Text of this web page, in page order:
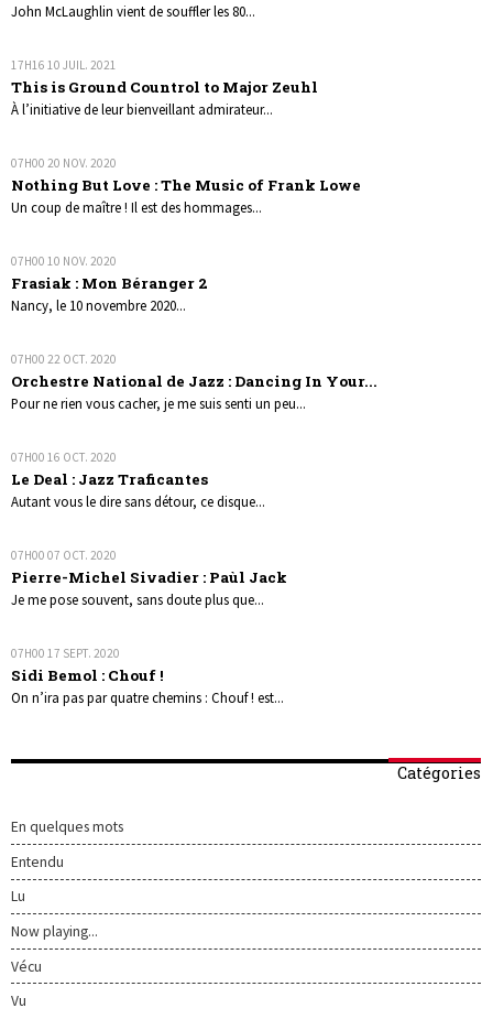
John McLaughlin vient de souffler les 80...
17H16 10 JUIL. 2021
This is Ground Countrol to Major Zeuhl
À l’initiative de leur bienveillant admirateur...
07H00 20 NOV. 2020
Nothing But Love : The Music of Frank Lowe
Un coup de maître ! Il est des hommages...
07H00 10 NOV. 2020
Frasiak : Mon Béranger 2
Nancy, le 10 novembre 2020...
07H00 22 OCT. 2020
Orchestre National de Jazz : Dancing In Your...
Pour ne rien vous cacher, je me suis senti un peu...
07H00 16 OCT. 2020
Le Deal : Jazz Traficantes
Autant vous le dire sans détour, ce disque...
07H00 07 OCT. 2020
Pierre-Michel Sivadier : Paùl Jack
Je me pose souvent, sans doute plus que...
07H00 17 SEPT. 2020
Sidi Bemol : Chouf !
On n’ira pas par quatre chemins : Chouf ! est...
Catégories
En quelques mots
Entendu
Lu
Now playing...
Vécu
Vu